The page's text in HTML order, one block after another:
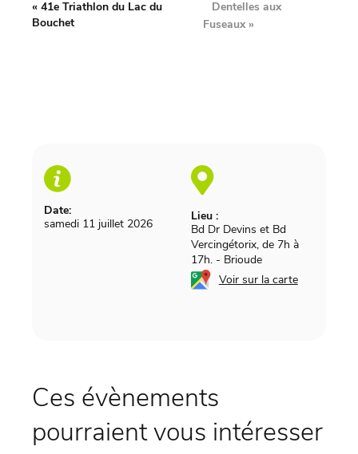
Date:
samedi 11 juillet 2026
Lieu :
Bd Dr Devins et Bd
Vercingétorix, de 7h à
17h. - Brioude
Voir sur la carte
« 41e Triathlon du Lac du
Bouchet
Dentelles aux
Fuseaux»
Ces évènements
pourraient vous intéresser